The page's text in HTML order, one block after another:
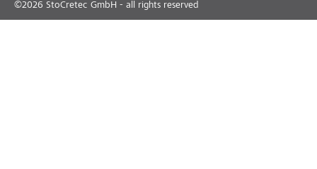
©2026 StoCretec GmbH - all rights reserved